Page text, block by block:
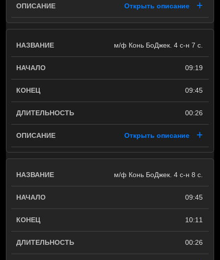
Открыть описание
м/ф Конь БоДжек. 4 с-н 7 с.
09:19
09:45
00:26
Открыть описание
м/ф Конь БоДжек. 4 с-н 8 с.
09:45
10:11
00:26